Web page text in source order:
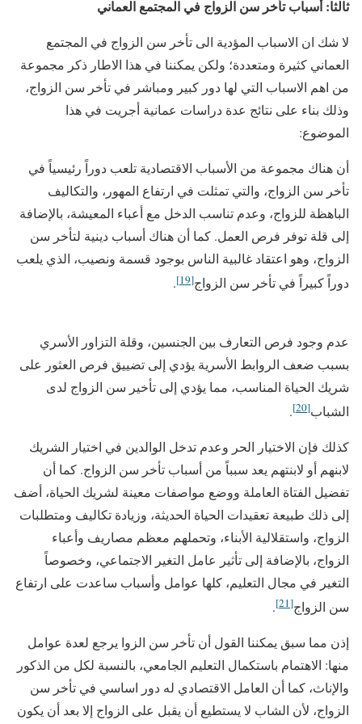
ثالثا: أسباب تأخر سن الزواج في المجتمع العماني
لا شك ان الاسباب المؤدية الى تأخر سن الزواج في المجتمع
العماني كثيرة ومتعددة؛ ولكن يمكننا في هذا الاطار ذكر مجموعة
من اهم الاسباب التي لها دور كبير ومباشر في تأخر سن الزواج،
وذلك بناء على نتائج عدة دراسات عمانية أجريت في هذا
الموضوع:
أن هناك مجموعة من الأسباب الاقتصادية تلعب دوراً رئيسياً في
تأخر سن الزواج، والتي تمثلت في ارتفاع المهور، والتكاليف
الباهظة للزواج، وعدم تناسب الدخل مع أعباء المعيشة، بالإضافة
إلى قلة توفر فرص العمل. كما أن هناك أسباب دينية لتأخر سن
الزواج، وهو اعتقاد غالبية الناس بوجود قسمة ونصيب، الذي يلعب
دوراً كبيراً في تأخر سن الزواج[19]
.
عدم وجود فرص التعارف بين الجنسين، وقلة التزاور الأسري
بسبب ضعف الروابط الأسرية يؤدي إلى تضييق فرص العثور على
شريك الحياة المناسب، مما يؤدي إلى تأخير سن الزواج لدى
الشباب[20]
.
كذلك فإن الاختيار الحر وعدم تدخل الوالدين في اختيار الشريك
لابنهم أو لابنتهم يعد سبباً من أسباب تأخر سن الزواج. كما أن
تفضيل الفتاة العاملة ووضع مواصفات معينة لشريك الحياة، أضف
إلى ذلك طبيعة تعقيدات الحياة الحديثة، وزيادة تكاليف ومتطلبات
الزواج، واستقلالية الأبناء، وتحملهم معظم مصاريف وأعباء
الزواج، بالإضافة إلى تأثير عامل التغير الاجتماعي، وخصوصاً
التغير في مجال التعليم، كلها عوامل وأسباب ساعدت على ارتفاع
سن الزواج[21]
.
إذن مما سبق يمكننا القول أن تأخر سن الزوا يرجع لعدة عوامل
منها: الاهتمام باستكمال التعليم الجامعي، بالنسبة لكل من الذكور
والإناث، كما أن العامل الاقتصادي له دور اساسي في تأخر سن
الزواج، لأن الشاب لا يستطيع أن يقبل على الزواج إلا بعد أن يكون